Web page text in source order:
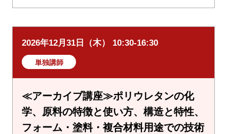
2026年12月31日（木） 10:30-16:30
単独講師
≪アーカイブ講座≫ポリウレタンの化
学、原料の特徴と使い方、構造と特性、
フォーム・塗料・複合材料用途での技術